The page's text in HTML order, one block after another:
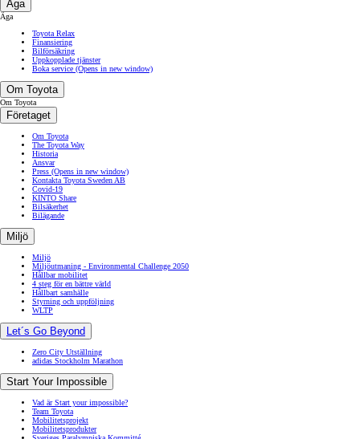
Äga
Äga
Toyota Relax
Finansiering
Bilförsäkring
Uppkopplade tjänster
Boka service (Opens in new window)
Om Toyota
Om Toyota
Företaget
Om Toyota
The Toyota Way
Historia
Ansvar
Press (Opens in new window)
Kontakta Toyota Sweden AB
Covid-19
KINTO Share
Bilsäkerhet
Bilägande
Miljö
Miljö
Miljöutmaning - Environmental Challenge 2050
Hållbar mobilitet
4 steg för en bättre värld
Hållbart samhälle
Styrning och uppföljning
WLTP
Let´s Go Beyond
Zero City Utställning
adidas Stockholm Marathon
Start Your Impossible
Vad är Start your impossible?
Team Toyota
Mobilitetsprojekt
Mobilitetsprodukter